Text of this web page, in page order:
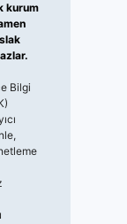
kurum
Bilgi